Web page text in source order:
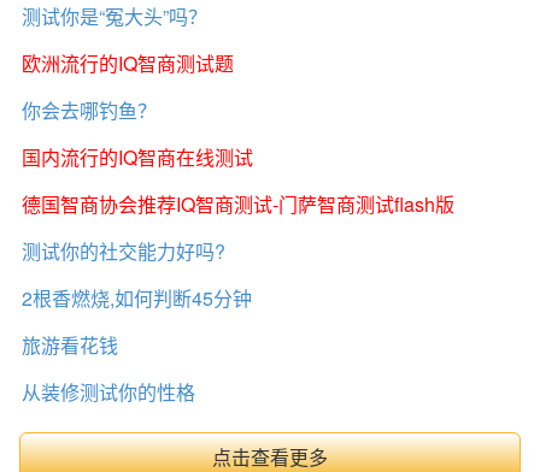
测试你是“冤大头”吗？
欧洲流行的IQ智商测试题
你会去哪钓鱼？
国内流行的IQ智商在线测试
德国智商协会推荐IQ智商测试-门萨智商测试flash版
测试你的社交能力好吗?
2根香燃烧,如何判断45分钟
旅游看花钱
从装修测试你的性格
点击查看更多